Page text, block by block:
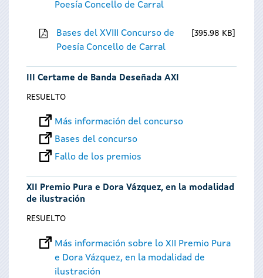
Poesía Concello de Carral
Bases del XVIII Concurso de
Poesía Concello de Carral
395.98 KB
III Certame de Banda Deseñada AXI
RESUELTO
Más información del concurso
Bases del concurso
Fallo de los premios
XII Premio Pura e Dora Vázquez, en la modalidad
de ilustración
RESUELTO
Más información sobre lo XII Premio Pura
e Dora Vázquez, en la modalidad de
ilustración